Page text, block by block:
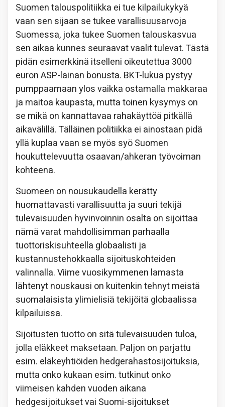
Suomen talouspolitiikka ei tue kilpailukykyä
vaan sen sijaan se tukee varallisuusarvoja
Suomessa, joka tukee Suomen talouskasvua
sen aikaa kunnes seuraavat vaalit tulevat. Tästä
pidän esimerkkinä itselleni oikeutettua 3000
euron ASP-lainan bonusta. BKT-lukua pystyy
pumppaamaan ylos vaikka ostamalla makkaraa
ja maitoa kaupasta, mutta toinen kysymys on
se mikä on kannattavaa rahakäyttöä pitkällä
aikavälillä. Tälläinen politiikka ei ainostaan pidä
yllä kuplaa vaan se myös syö Suomen
houkuttelevuutta osaavan/ahkeran työvoiman
kohteena.
Suomeen on nousukaudella kerätty
huomattavasti varallisuutta ja suuri tekijä
tulevaisuuden hyvinvoinnin osalta on sijoittaa
nämä varat mahdollisimman parhaalla
tuottoriskisuhteella globaalisti ja
kustannustehokkaalla sijoituskohteiden
valinnalla. Viime vuosikymmenen lamasta
lähtenyt nouskausi on kuitenkin tehnyt meistä
suomalaisista ylimielisiä tekijöitä globaalissa
kilpailuissa.
Sijoitusten tuotto on sitä tulevaisuuden tuloa,
jolla eläkkeet maksetaan. Paljon on parjattu
esim. eläkeyhtiöiden hedgerahastosijoituksia,
mutta onko kukaan esim. tutkinut onko
viimeisen kahden vuoden aikana
hedgesijoitukset vai Suomi-sijoitukset